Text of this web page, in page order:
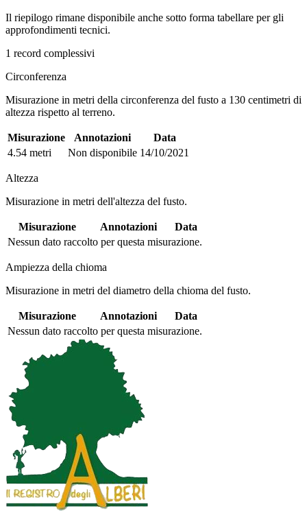
Il riepilogo rimane disponibile anche sotto forma tabellare per gli
approfondimenti tecnici.
1 record complessivi
Circonferenza
Misurazione in metri della circonferenza del fusto a 130 centimetri di
altezza rispetto al terreno.
Misurazione Annotazioni
Data
4.54 metri
Non disponibile 14/10/2021
Altezza
Misurazione in metri dell'altezza del fusto.
Misurazione Annotazioni
Data
Nessun dato raccolto per questa misurazione.
Ampiezza della chioma
Misurazione in metri del diametro della chioma del fusto.
Misurazione Annotazioni
Data
Nessun dato raccolto per questa misurazione.